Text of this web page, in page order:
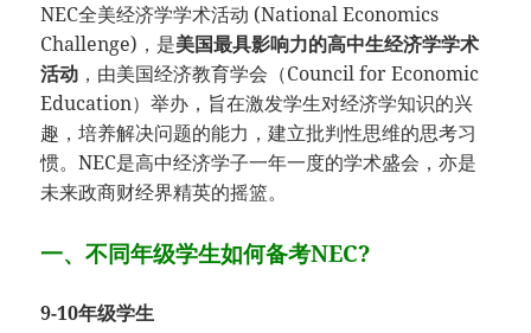
NEC全美经济学学术活动 (National Economics
Challenge)，是美国最具影响力的高中生经济学学术
活动 ，由美国经济教育学会（Council for Economic
Education）举办，旨在激发学生对经济学知识的兴
趣，培养解决问题的能力，建立批判性思维的思考习
惯。NEC是高中经济学子一年一度的学术盛会，亦是
未来政商财经界精英的摇篮。
一、不同年级学生如何备考NEC?
9-10年级学生